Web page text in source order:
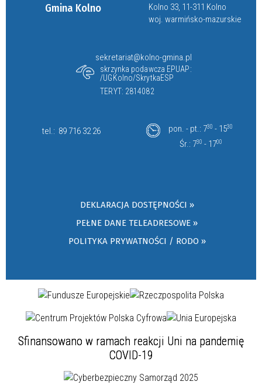
Gmina Kolno
Kolno 33, 11-311 Kolno
woj. warmińsko-mazurskie
sekretariat@kolno-gmina.pl
skrzynka podawcza EPUAP:
/UGKolno/SkrytkaESP
TERYT: 2814082
tel.: 89 716 32 26 pon. - pt.: 730 - 1530
Śr.: 730 - 1700
DEKLARACJA DOSTĘPNOŚCI »
PEŁNE DANE TELEADRESOWE »
POLITYKA PRYWATNOŚCI / RODO »
Sfinansowano w ramach reakcji Uni na pandemię
COVID-19